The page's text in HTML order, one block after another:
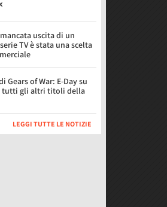
uscita di un
TV è stata una scelta
of War: E-Day su
tutti gli altri titoli della
LEGGI TUTTE LE NOTIZIE